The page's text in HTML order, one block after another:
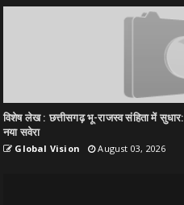
विशेष लेख : छत्तीसगढ़ भू-राजस्व संहिता में
नया सवेरा
Global Vision August 03, 2026